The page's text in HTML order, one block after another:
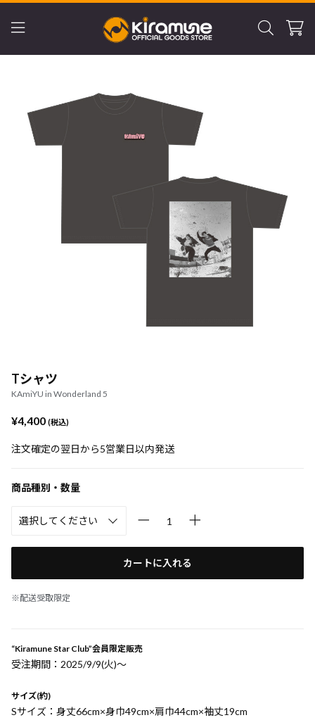
Tシャツ
KAmiYU in Wonderland 5
¥4,400 (税込)
注文確定の翌日から5営業日以内発送
商品種別・数量
カートに入れる
※配送受取限定
“Kiramune Star Club”会員限定販売
受注期間：2025/9/9(火)〜
サイズ(約)
Sサイズ：身丈66cm×身巾49cm×肩巾44cm×袖丈19cm